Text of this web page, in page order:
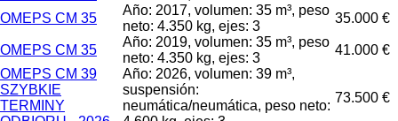
OMEPS CM 35
Año: 2017, volumen: 35 m³, peso
neto: 4.350 kg, ejes: 3
35.000 €
OMEPS CM 35
Año: 2019, volumen: 35 m³, peso
neto: 4.350 kg, ejes: 3
41.000 €
OMEPS CM 39
SZYBKIE
TERMINY
Año: 2026, volumen: 39 m³,
suspensión:
neumática/neumática, peso neto:
73.500 €